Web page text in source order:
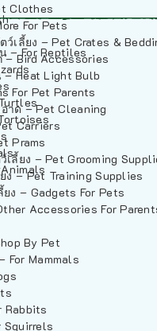
Clothes
For Pets
เลี้ยง – Pet Crates &
Bird Accessories
Heat Light Bulb
For Pet Parents
ด – Pet Cleaning
Carriers
Prams
ลี้ยง – Pet Grooming
ง – Pet Training Supplies
ง – Gadgets For Pets
Accessories For
By Pet
For Mammals
Rabbits
Squirrels
– For Reptiles